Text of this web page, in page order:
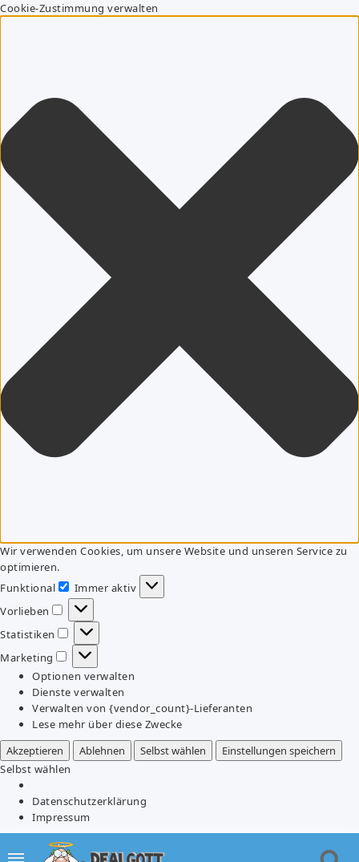
Cookie-Zustimmung verwalten
Wir verwenden Cookies, um unsere Website und unseren Service zu
optimieren.
Funktional
Funktional
Immer aktiv
Vorlieben
Vorlieben
Statistiken
Statistiken
Marketing
Marketing
Optionen verwalten
Dienste verwalten
Verwalten von {vendor_count}-Lieferanten
Lese mehr über diese Zwecke
Akzeptieren
Ablehnen Selbst wählen
Einstellungen speichern
Selbst wählen
Datenschutzerklärung
Impressum